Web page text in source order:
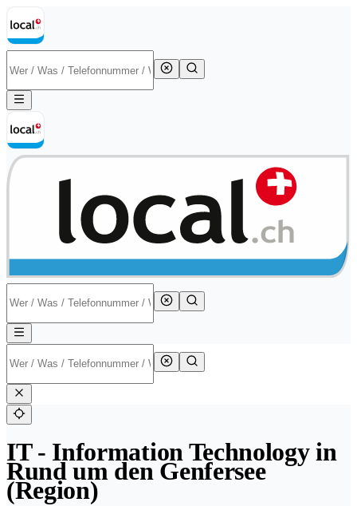
IT - Information Technology in
Rund um den Genfersee
(Region)